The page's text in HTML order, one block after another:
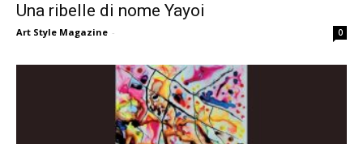
Una ribelle di nome Yayoi
Art Style Magazine - 0